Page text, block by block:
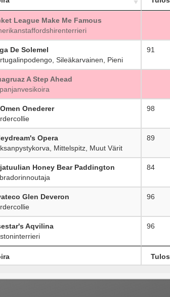
League Make Me Famous
De Solemel
Sileäkarvainen, Pieni
91
A Step Ahead
Onederer
98
Opera
Mittelspitz, Muut Värit
89
Honey Bear Paddington
84
Glen Deveron
96
Aqvilina
96
Tulos